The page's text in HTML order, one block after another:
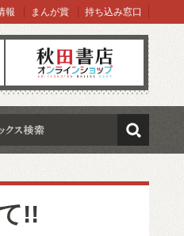
オンラインショップ
報 まんが賞 持ち込み窓口
検索
!!